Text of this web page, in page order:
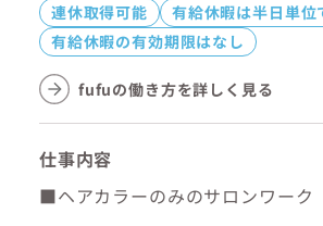
連休取得可能
有給休暇は半日単位
有給休暇の有効期限はなし
fufuの働き方を詳しく見る
仕事内容
■ヘアカラーのみのサロンワーク